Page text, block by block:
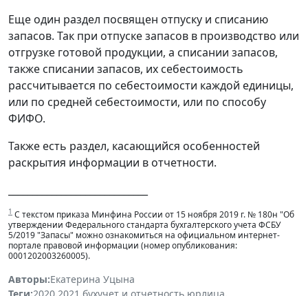
Еще один раздел посвящен отпуску и списанию
запасов. Так при отпуске запасов в производство или
отгрузке готовой продукции, а списании запасов,
также списании запасов, их себестоимость
рассчитывается по себестоимости каждой единицы,
или по средней себестоимости, или по способу
ФИФО.
Также есть раздел, касающийся особенностей
раскрытия информации в отчетности.
1 С текстом приказа Минфина России от 15 ноября 2019 г. № 180н "Об
утверждении Федерального стандарта бухгалтерского учета ФСБУ
5/2019 "Запасы" можно ознакомиться на официальном интернет-
портале правовой информации (номер опубликования:
0001202003260005).
Авторы:Екатерина Уцына